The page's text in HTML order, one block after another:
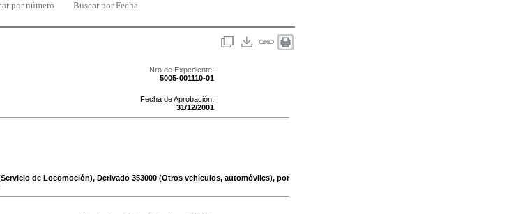
por número Buscar por Fecha
Nro de Expediente:
5005-001110-01
Fecha de Aprobación:
31/12/2001
de Locomoción), Derivado 353000 (Otros vehículos, automóviles), por